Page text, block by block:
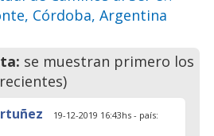
se muestran primero los
19-12-2019 16:43hs - país: